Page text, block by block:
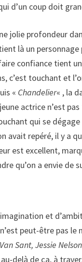
d’un coup doit
jolie profondeur
là un personnage
confiance tient
c’est touchant et
« Chandelier« , la
actrice n’est
qui se dégage
avait repéré, il y a
est excellent,
qu’on a envie de
et
peut-être pas
Sant, Jessie Nelson
delà de ça, à